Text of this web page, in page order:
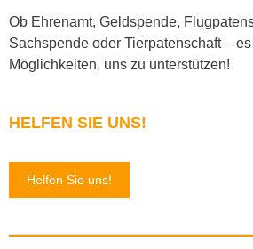
Ob Ehrenamt, Geldspende,
Sachspende oder Tierpatenschaft –
Möglichkeiten, uns zu unterstützen!
HELFEN SIE UNS!
Helfen Sie uns!